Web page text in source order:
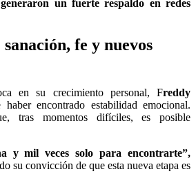
un fuerte respaldo en redes
fe y nuevos
en su crecimiento personal, Freddy
haber encontrado estabilidad emocional.
tras momentos difíciles, es posible
y mil veces solo para encontrarte”,
su convicción de que esta nueva etapa es